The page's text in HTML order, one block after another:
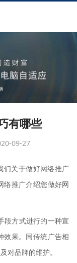
有哪些
09-27
关于做好网络推广
络推广介绍您做好网
段方式进行的一种宣
效果。同传统广告相
对品牌的维护。